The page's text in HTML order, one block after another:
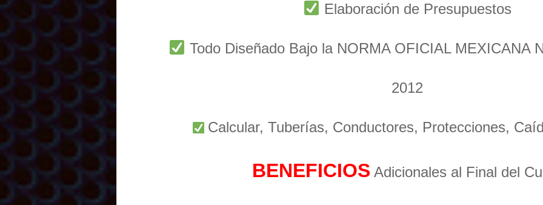
Elaboración de Presupuestos
Todo Diseñado Bajo la NORMA OFICIAL MEXICANA
2012
Calcular, Tuberías, Conductores, Protecciones,
BENEFICIOS Adicionales al Final del